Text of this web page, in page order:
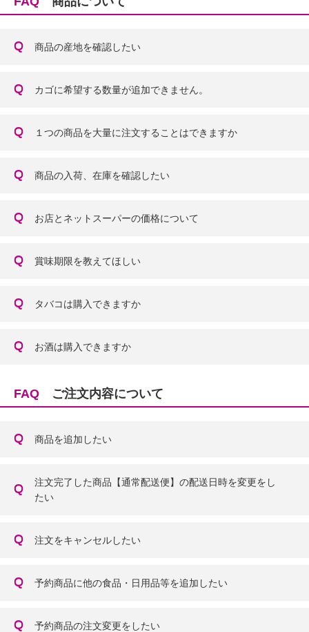
商品の産地を確認したい
カゴに希望する数量が追加できません。
１つの商品を大量に注文することはできますか
商品の入荷、在庫を確認したい
お店とネットスーパーの価格について
賞味期限を教えてほしい
タバコは購入できますか
お酒は購入できますか
FAQ ご注文内容について
商品を追加したい
注文完了した商品【通常配送便】の配送日時を変更をし
たい
注文をキャンセルしたい
予約商品に他の食品・日用品等を追加したい
予約商品の注文変更をしたい